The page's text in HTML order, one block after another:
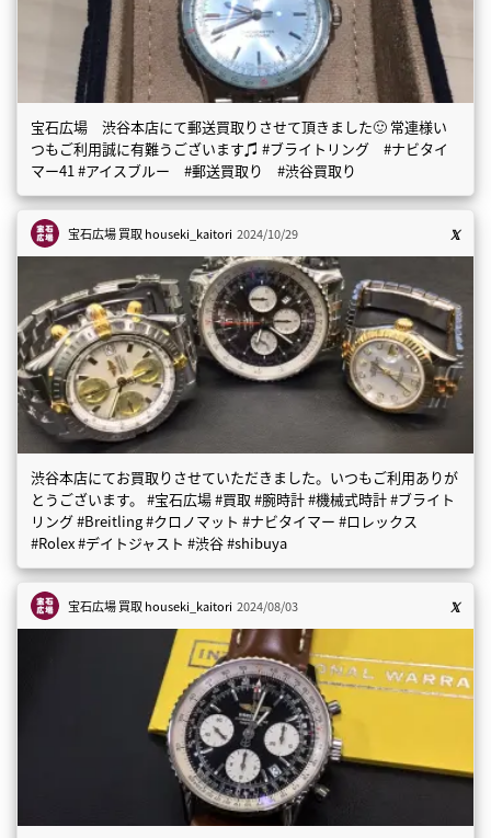
宝石広場 渋谷本店にて郵送買取りさせて頂きました🙂 常連様い
つもご利用誠に有難うございます♫ #ブライトリング #ナビタイ
マー41 #アイスブルー #郵送買取り #渋谷買取り
宝石広場 買取houseki_kaitori 2024/10/29
渋谷本店にてお買取りさせていただきました。いつもご利用ありが
とうございます。 #宝石広場 #買取 #腕時計 #機械式時計 #ブライト
リング #Breitling #クロノマット #ナビタイマー #ロレックス
#Rolex #デイトジャスト #渋谷 #shibuya
宝石広場 買取houseki_kaitori 2024/08/03